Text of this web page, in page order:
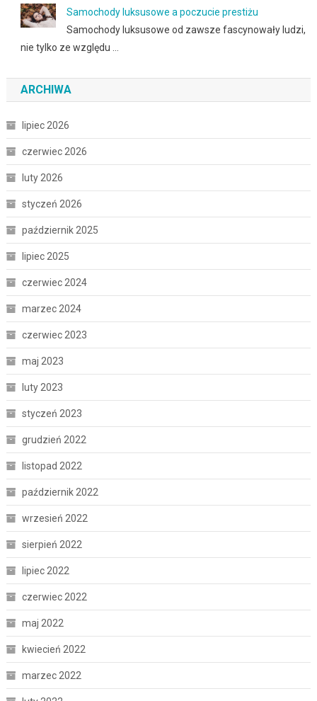
Samochody luksusowe a poczucie prestiżu
Samochody luksusowe od zawsze fascynowały ludzi,
nie tylko ze względu …
ARCHIWA
lipiec 2026
czerwiec 2026
luty 2026
styczeń 2026
październik 2025
lipiec 2025
czerwiec 2024
marzec 2024
czerwiec 2023
maj 2023
luty 2023
styczeń 2023
grudzień 2022
listopad 2022
październik 2022
wrzesień 2022
sierpień 2022
lipiec 2022
czerwiec 2022
maj 2022
kwiecień 2022
marzec 2022